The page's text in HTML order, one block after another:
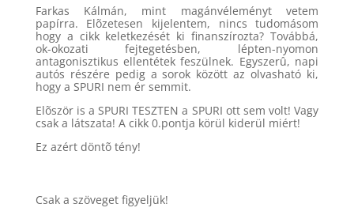
Farkas Kálmán, mint magánvéleményt vetem
papírra. Elõzetesen kijelentem, nincs tudomásom
hogy a cikk keletkezését ki finanszírozta? Továbbá,
ok-okozati fejtegetésben, lépten-nyomon
antagonisztikus ellentétek feszülnek. Egyszerû, napi
autós részére pedig a sorok között az olvasható ki,
hogy a SPURI nem ér semmit.
Elõször is a SPURI TESZTEN a SPURI ott sem volt! Vagy
csak a látszata! A cikk 0.pontja körül kiderül miért!
Ez azért döntõ tény!
Csak a szöveget figyeljük!